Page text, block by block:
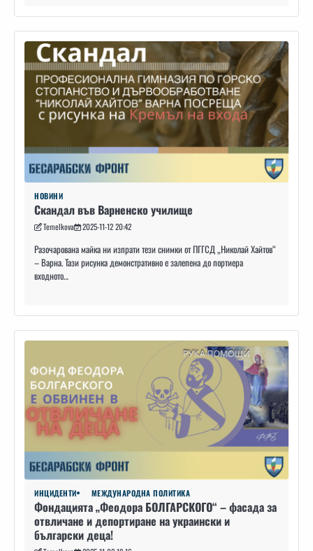
НОВИНИ
Скандал във Варненско училище
Temelkova 2025-11-12 20:42
Разочарована майка ни изпрати тези снимки от ПГГСД „Николай Хайтов“
– Варна. Тази рисунка демонстративно е залепена до портиера
входното…
ИНЦИДЕНТИ МЕЖДУНАРОДНА ПОЛИТИКА
Фондацията „Феодора БОЛГАРСКОГО“ – фасада за
отвличане и депортиране на украински и
български деца!